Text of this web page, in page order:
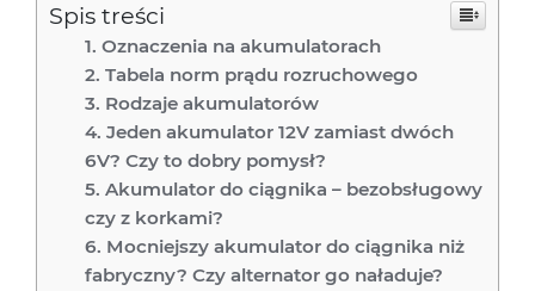
Spis treści
Oznaczenia na akumulatorach
Tabela norm prądu rozruchowego
Rodzaje akumulatorów
Jeden akumulator 12V zamiast dwóch
6V? Czy to dobry pomysł?
Akumulator do ciągnika – bezobsługowy
czy z korkami?
Mocniejszy akumulator do ciągnika niż
fabryczny? Czy alternator go naładuje?